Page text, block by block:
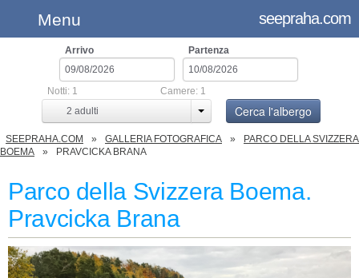
Menu seepraha.com
Arrivo Partenza
2 adulti
Notti: 1 Camere: 1
Cerca l'albergo
SEEPRAHA.COM GALLERIA FOTOGRAFICA
PARCO DELLA SVIZZERA
BOEMA
PRAVCICKA BRANA
Parco della Svizzera Boema.
Pravcicka Brana